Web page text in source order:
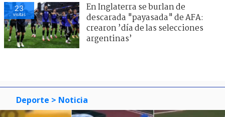
23
visitas
En Inglaterra se burlan de
descarada "payasada" de AFA:
crearon ’día de las selecciones
argentinas’
Deporte > Noticia